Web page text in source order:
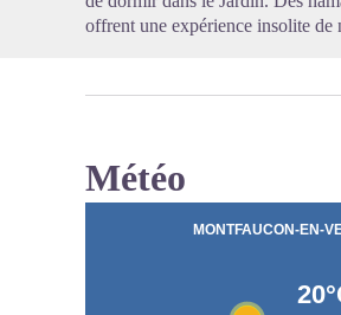
offrent une expérience insolite de
Météo